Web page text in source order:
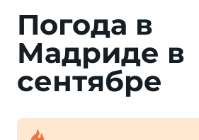
Погода в
Мадриде в
сентябре